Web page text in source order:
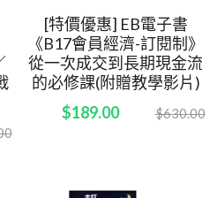
來電
BY
[特價優惠] EB電子書
《B17會員經濟-訂閱制》
從一次成交到長期現金流
的必修課(附贈教學影片)
$189.00
$630.00